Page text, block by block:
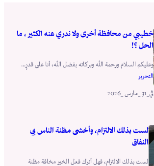
خطيبي من محافظة أخرى ولا ندري عنه الكثير ، ما
الحل ؟!
وعليكم السلام ورحمة الله وبركاته بفضل الله، أنا على قدرٍ...
التحرير
في _31 _مارس _2026
لست بذلك الالتزام، وأخشى مظنة الناس بي
النفاق
لست بذلك الالتزام، فهل أترك فعل الخير مخافة مظنة